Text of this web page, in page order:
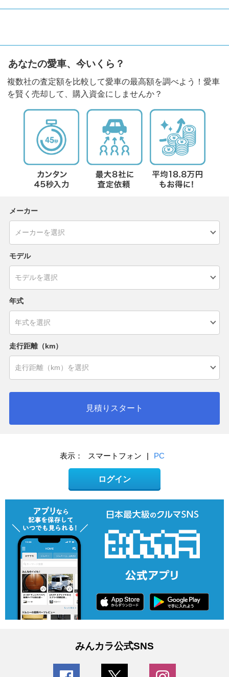
あなたの愛車、今いくら？
複数社の査定額を比較して愛車の最高額を調べよう！愛車
を賢く売却して、購入資金にしませんか？
メーカー
モデル
年式
走行距離（km）
見積りスタート
表示： スマートフォン | PC
ログイン
みんカラ公式SNS